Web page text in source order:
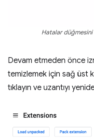
Hatalar düğmesini
Devam etmeden önce
temizlemek için sağ üst
tıklayın ve uzantıyı